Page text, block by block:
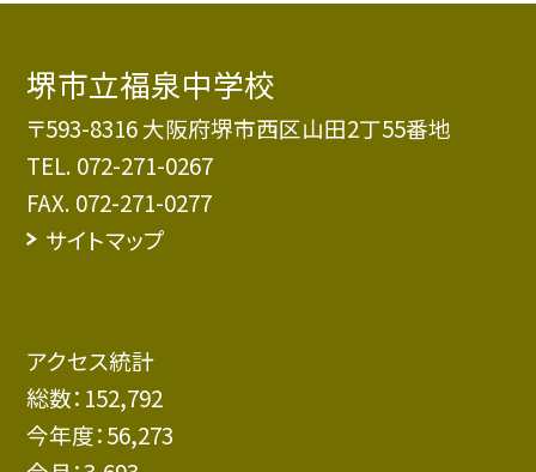
堺市立福泉中学校
〒593-8316 大阪府堺市西区山田2丁55番地
TEL. 072-271-0267
FAX. 072-271-0277
サイトマップ
アクセス統計
総数： 152,792
今年度：56,273